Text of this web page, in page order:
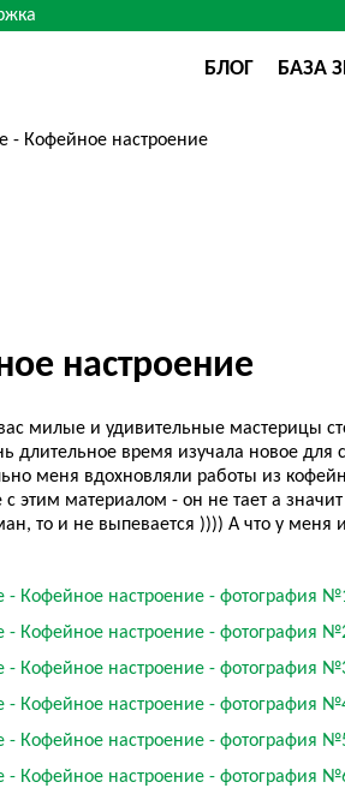
БЛОГ БАЗА
настроение
милые и удивительные мастерицы
длительное время изучала новое для
меня вдохновляли работы из
с этим материалом - он не тает а
то и не выпевается )))) А что у меня